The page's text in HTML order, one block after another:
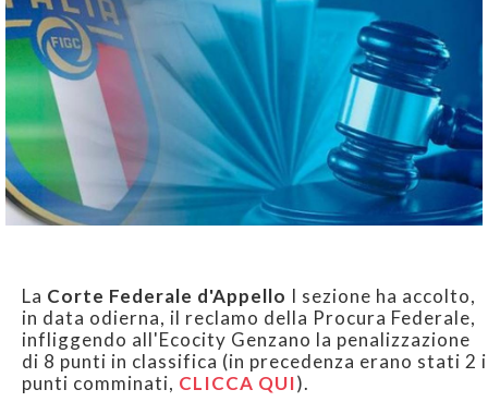
La Corte Federale d'Appello I sezione ha accolto,
in data odierna, il reclamo della Procura Federale,
infliggendo all'Ecocity Genzano la penalizzazione
di 8 punti in classifica (in precedenza erano stati 2 i
punti comminati, CLICCA QUI).